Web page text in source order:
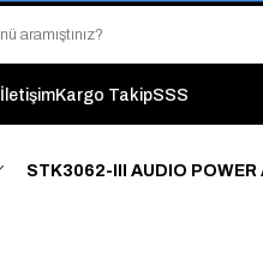
"Saat 14:00'a Kadar
"Binlerce Ürün
"Toptan Fiyatına
"Üyelere Özel:
İletişimKargo TakipSSS
STK3062-III AUDIO POWER